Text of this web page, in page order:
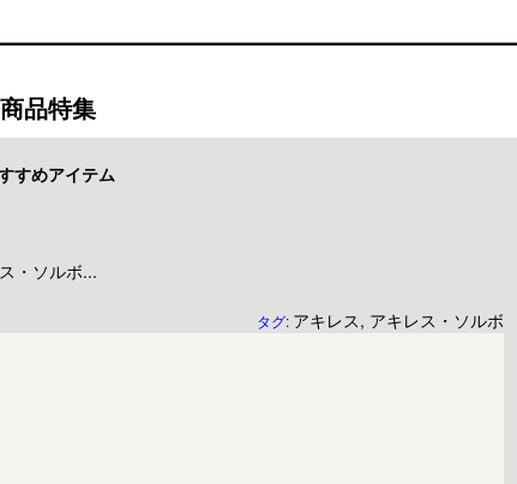
商品特集
すめアイテム
・ソルボ...
タグ: アキレス, アキレス・ソルボ